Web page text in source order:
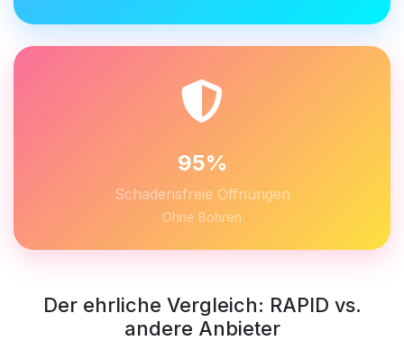
95%
Schadensfreie Öffnungen
Ohne Bohren
Der ehrliche Vergleich: RAPID vs.
andere Anbieter